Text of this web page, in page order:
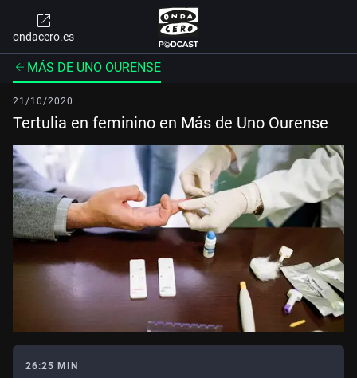
ondacero.es
MÁS DE UNO OURENSE
21/10/2020
Tertulia en feminino en Más de Uno Ourense
26:25 MIN